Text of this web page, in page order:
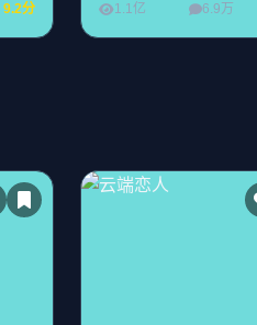
9.2分 1.1亿 6.9万